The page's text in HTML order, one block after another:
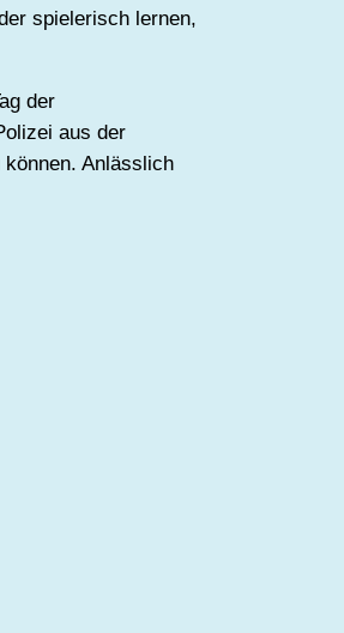
spielerisch lernen,
der
aus der
Anlässlich